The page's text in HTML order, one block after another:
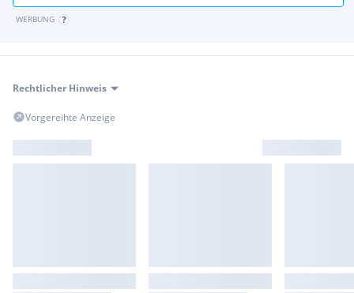
USB-Ladeschnittstellen Fondpassagiere
WERBUNG
Rechtlicher Hinweis
Vorgereihte Anzeige